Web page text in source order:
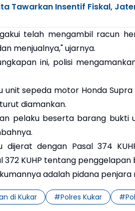
Tawarkan Insentif Fiskal,
telah mengambil racun
menjualnya," ujarnya.
ini, polisi
unit sepeda motor Honda
diamankan.
pelaku beserta barang bukti
dijerat dengan Pasal 374
372 KUHP tentang penggelapan
adalah pidana
di Kukar #Polres Kukar #